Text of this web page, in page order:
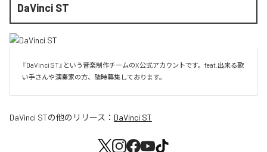
DaVinci ST
『DaVinci ST』という音楽制作チームのX公式アカウントです。feat.出来る歌
い手さんや演奏家の方、随時募集しております。
DaVinci STの他のリリース： DaVinci ST